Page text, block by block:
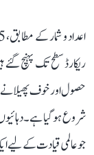
ریکارڈ سطح تک پہنچ
حصول اور خوف پھیلانے
شروع ہو گیا ہے۔
جو عالمی قیادت کے لیے